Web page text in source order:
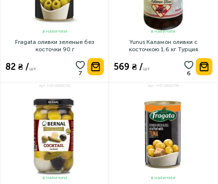
В НАЛИЧИИ
Fragata оливки зеленые без
косточки 90 г
82 ₴ /шт
В НАЛИЧИИ
Yunus Каламон оливки с
косточкою 1.6 кг Турция
569 ₴ /шт
Арт: НФ-00001740
В НАЛИЧИИ
Арт: НФ-00001796
В НАЛИЧИИ